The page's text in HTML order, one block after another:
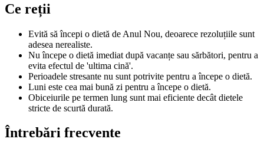
Ce reții
Evită să începi o dietă de Anul Nou, deoarece rezoluțiile sunt
adesea nerealiste.
Nu începe o dietă imediat după vacanțe sau sărbători, pentru a
evita efectul de 'ultima cină'.
Perioadele stresante nu sunt potrivite pentru a începe o dietă.
Luni este cea mai bună zi pentru a începe o dietă.
Obiceiurile pe termen lung sunt mai eficiente decât dietele
stricte de scurtă durată.
Întrebări frecvente